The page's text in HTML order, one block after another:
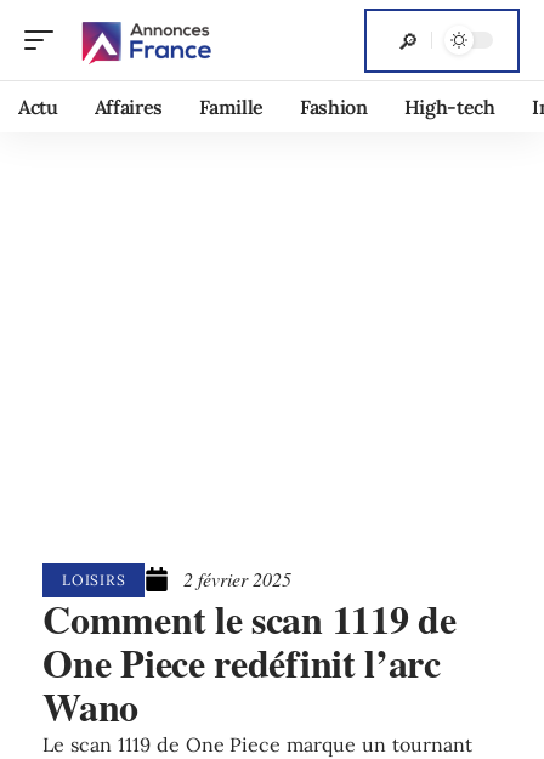
Actu Affaires Famille Fashion High-tech
LOISIRS 2 février 2025
Comment le scan 1119 de
One Piece redéfinit l’arc
Wano
Le scan 1119 de One Piece marque un tournant